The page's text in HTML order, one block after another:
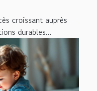
croissant auprès
durables...